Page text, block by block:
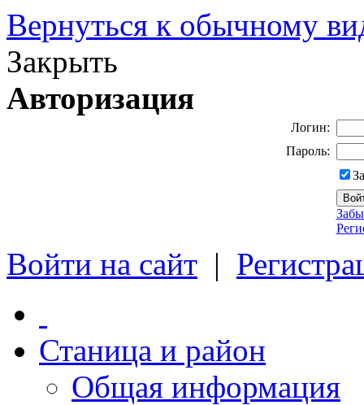
Вернуться к обычному
Закрыть
Авторизация
Логин:
Пароль:
Войти на сайт |
Станица и район
Общая информация